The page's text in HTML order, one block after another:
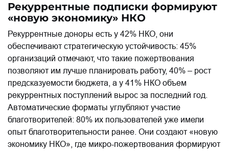
Рекуррентные подписки формируют
«новую экономику» НКО
Рекуррентные доноры есть у 42% НКО, они
обеспечивают стратегическую устойчивость: 45%
организаций отмечают, что такие пожертвования
позволяют им лучше планировать работу, 40% – рост
предсказуемости бюджета, а у 41% НКО объем
рекуррентных поступлений вырос за последний год.
Автоматические форматы углубляют участие
благотворителей: 80% их пользователей уже имели
опыт благотворительности ранее. Они создают «новую
экономику НКО», где микро-пожертвования формируют